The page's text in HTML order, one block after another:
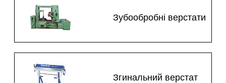
Зубообробні верстати
Згинальний верстат